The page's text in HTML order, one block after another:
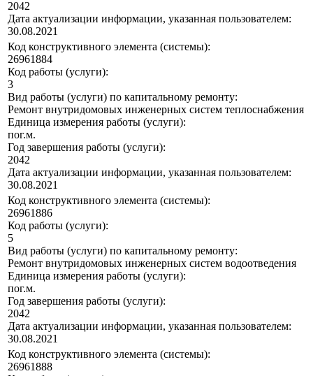
2042
Дата актуализации информации, указанная пользователем:
30.08.2021
Код конструктивного элемента (системы):
26961884
Код работы (услуги):
3
Вид работы (услуги) по капитальному ремонту:
Ремонт внутридомовых инженерных систем теплоснабжения
Единица измерения работы (услуги):
пог.м.
Год завершения работы (услуги):
2042
Дата актуализации информации, указанная пользователем:
30.08.2021
Код конструктивного элемента (системы):
26961886
Код работы (услуги):
5
Вид работы (услуги) по капитальному ремонту:
Ремонт внутридомовых инженерных систем водоотведения
Единица измерения работы (услуги):
пог.м.
Год завершения работы (услуги):
2042
Дата актуализации информации, указанная пользователем:
30.08.2021
Код конструктивного элемента (системы):
26961888